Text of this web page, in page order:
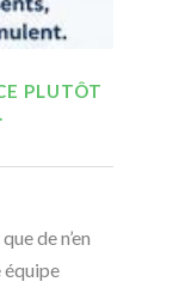
PLUTÔT
de n’en
équipe